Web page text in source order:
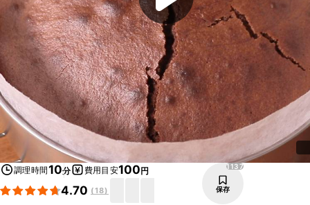
調理時間10分 費用目安100円
4.70 (18)
1137
保存